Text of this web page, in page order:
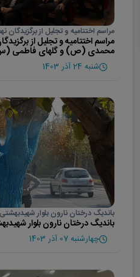
مراسم اختتامیه و تجلیل از
(ص) و گلهای فاطمی (س)
مراسم اختتامیه و تجلیل از
محمدی (ص) و گلهای فاطمی
شنبه 24 آذر 1403
باندیگ درختان نارون بلوار شهیدبهشتی
باندیگ درختان نارون بلوار
چهارشنبه 07 آذر 1403